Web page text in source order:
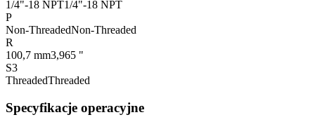
1/4"-18 NPT1/4"-18 NPT
P
Non-ThreadedNon-Threaded
R
100,7 mm3,965 "
S3
ThreadedThreaded
Specyfikacje operacyjne